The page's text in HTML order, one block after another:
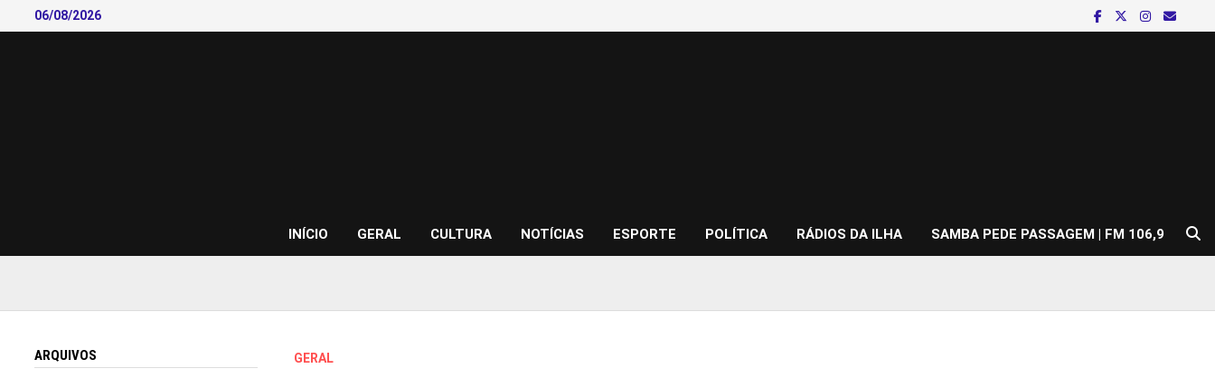
to
06/08/2026
INÍCIO GERAL CULTURA NOTÍCIAS ESPORTE POLÍTICA RÁDIOS DA ILHA SAMBA PEDE PASSAGEM | FM 106,9
GERAL
ARQUIVOS